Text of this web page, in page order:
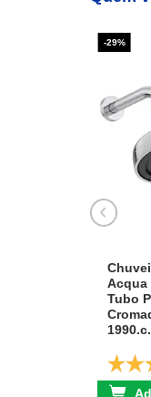
-29%
Acqua
Tubo
De: